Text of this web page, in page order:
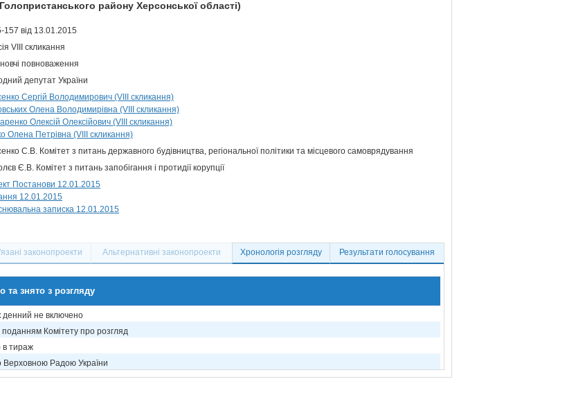
Голопристанського району Херсонської області)
157 від 13.01.2015
VIII скликання
повноваження
депутат України
Сергій Володимирович (VIII скликання)
Олена Володимирівна (VIII скликання)
Олексій Олексійович (VIII скликання)
Олена Петрівна (VIII скликання)
С.В. Комітет з питань державного будівництва, регіональної політики та місцевого самоврядування
Є.В. Комітет з питань запобігання і протидії корупції
Постанови 12.01.2015
12.01.2015
записка 12.01.2015
законопроекти Альтернативні законопроекти Хронологія розгляду Результати голосування
та знято з розгляду
денний не включено
поданням Комітету про розгляд
в тираж
Радою України